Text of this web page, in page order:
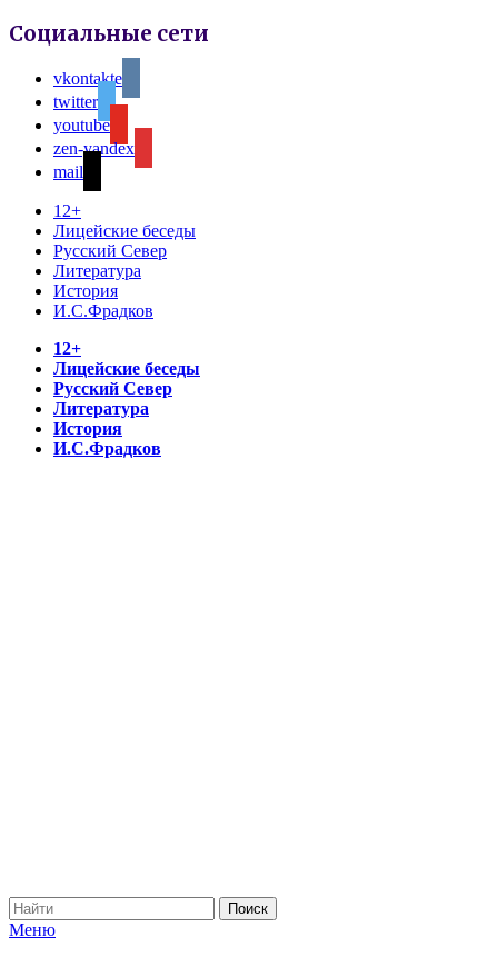
Социальные сети
vkontakte
twitter
youtube
zen-yandex
mail
12+
Лицейские беседы
Русский Север
Литература
История
И.С.Фрадков
12+
Лицейские беседы
Русский Север
Литература
История
И.С.Фрадков
Меню